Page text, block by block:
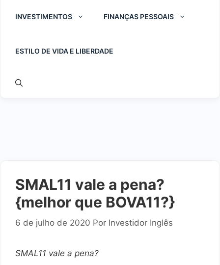
INVESTIMENTOS FINANÇAS PESSOAIS
ESTILO DE VIDA E LIBERDADE
SMAL11 vale a pena?
{melhor que BOVA11?}
6 de julho de 2020 Por Investidor Inglês
SMAL11 vale a pena?